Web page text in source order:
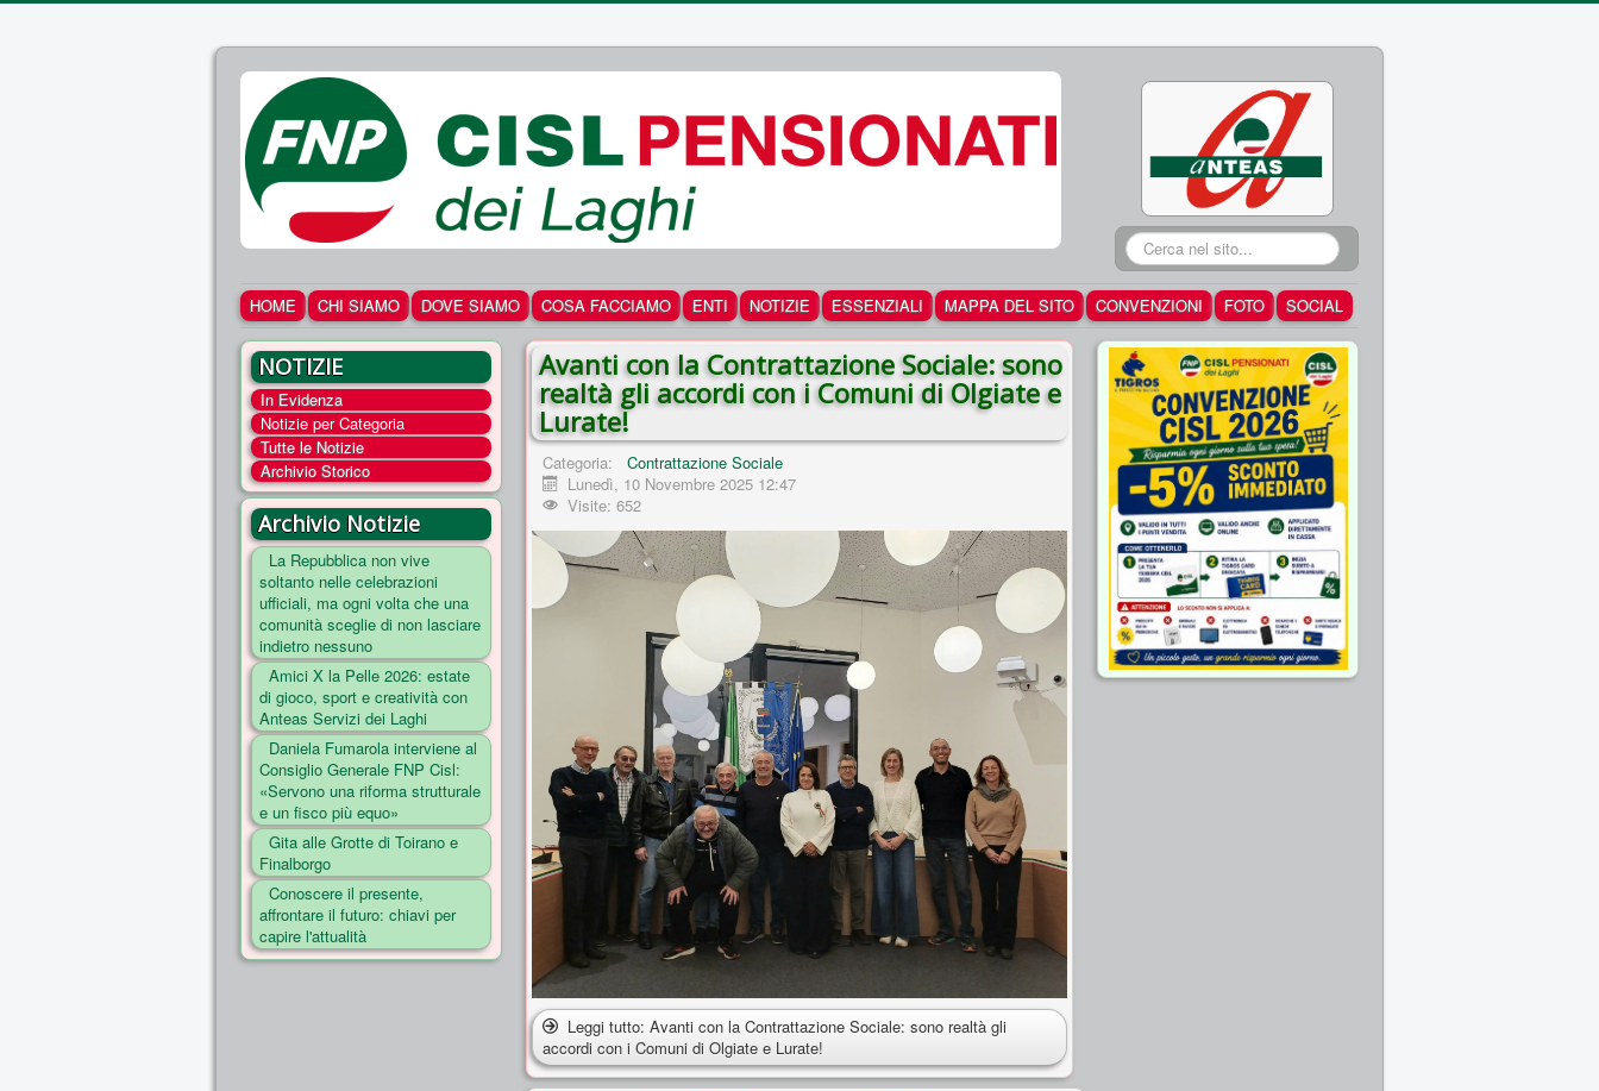
Cerca...
HOME CHI SIAMO DOVE SIAMO COSA FACCIAMO ENTI NOTIZIE ESSENZIALI MAPPA DEL SITO CONVENZIONI FOTO SOCIAL
NOTIZIE
In Evidenza
Notizie per Categoria
Tutte le Notizie
Archivio Storico
Archivio Notizie
La Repubblica non vive
soltanto nelle celebrazioni
ufficiali, ma ogni volta che una
comunità sceglie di non lasciare
indietro nessuno
Amici X la Pelle 2026: estate
di gioco, sport e creatività con
Anteas Servizi dei Laghi
Daniela Fumarola interviene al
Consiglio Generale FNP Cisl:
«Servono una riforma strutturale
e un fisco più equo»
Gita alle Grotte di Toirano e
Finalborgo
Conoscere il presente,
affrontare il futuro: chiavi per
capire l'attualità
Avanti con la Contrattazione Sociale: sono
realtà gli accordi con i Comuni di Olgiate e
Lurate!
Categoria:
Contrattazione Sociale
Lunedì, 10 Novembre 2025 12:47
Visite: 652
Leggi tutto: Avanti con la Contrattazione Sociale: sono realtà gli
accordi con i Comuni di Olgiate e Lurate!